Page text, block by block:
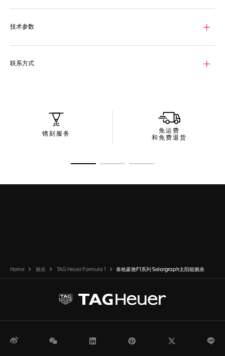
38毫米红色TH-Polylight表壳搭配同色系橡胶表带，兼具柔韧性与
这款腕表搭载TH50-00 Solargraph太阳能机芯，能够高效利用自
技术参数
联系方式
镌刻服务
免运费
和免费退货
Home 腕表 TAG Heuer Formula 1 泰格豪雅F1系列 Solargraph太阳能腕表
微博 WeChat Pinterest